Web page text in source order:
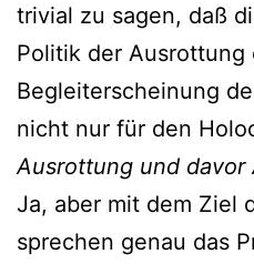
trivial zu sagen, daß
Politik der Ausrottung
Begleiterscheinung
nicht nur für den
Ausrottung und davor
Ja, aber mit dem Ziel
sprechen genau das